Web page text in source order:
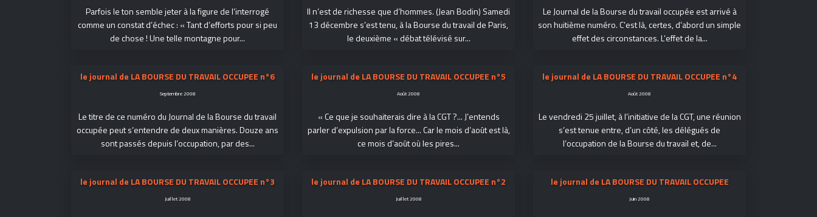
Parfois le ton semble jeter à la figure de l’interrogé
comme un constat d’échec : « Tant d’efforts pour si peu
de chose ! Une telle montagne pour...
Il n’est de richesse que d’hommes. (Jean Bodin) Samedi
13 décembre s’est tenu, à la Bourse du travail de Paris,
le deuxième « débat télévisé sur...
Le Journal de la Bourse du travail occupée est arrivé à
son huitième numéro. C’est là, certes, d’abord un simple
effet des circonstances. L’effet de la...
le journal de LA BOURSE DU TRAVAIL OCCUPEE n°6
Septembre 2008
Le titre de ce numéro du Journal de la Bourse du travail
occupée peut s’entendre de deux manières. Douze ans
sont passés depuis l’occupation, par des...
le journal de LA BOURSE DU TRAVAIL OCCUPEE n°5
Août 2008
« Ce que je souhaiterais dire à la CGT ?... J’entends
parler d’expulsion par la force... Car le mois d’août est là,
ce mois d’août où les pires...
le journal de LA BOURSE DU TRAVAIL OCCUPEE n°4
Août 2008
Le vendredi 25 juillet, à l’initiative de la CGT, une réunion
s’est tenue entre, d’un côté, les délégués de
l’occupation de la Bourse du travail et, de...
le journal de LA BOURSE DU TRAVAIL OCCUPEE n°3
Juillet 2008
le journal de LA BOURSE DU TRAVAIL OCCUPEE n°2
Juillet 2008
le journal de LA BOURSE DU TRAVAIL OCCUPEE
Juin 2008